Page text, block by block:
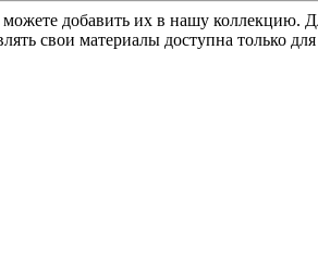
добавить их в нашу коллекцию.
свои материалы доступна только